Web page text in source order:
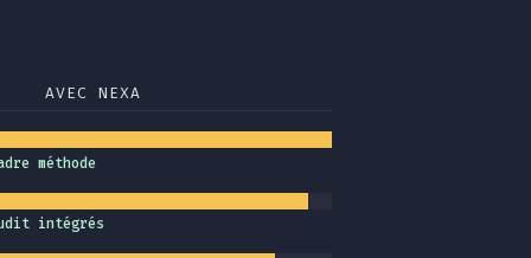
AVEC NEXA
méthode
intégrés